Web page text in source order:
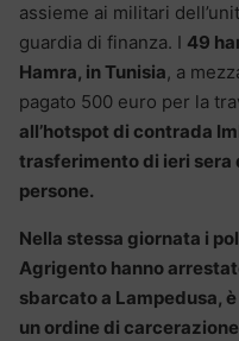
assieme ai militari
guardia di finanza. I 49
Hamra, in Tunisia, a
pagato 500 euro per la
all’hotspot di contrada
trasferimento di ieri sera
persone.
Nella stessa giornata i
Agrigento hanno
sbarcato a Lampedusa,
un ordine di